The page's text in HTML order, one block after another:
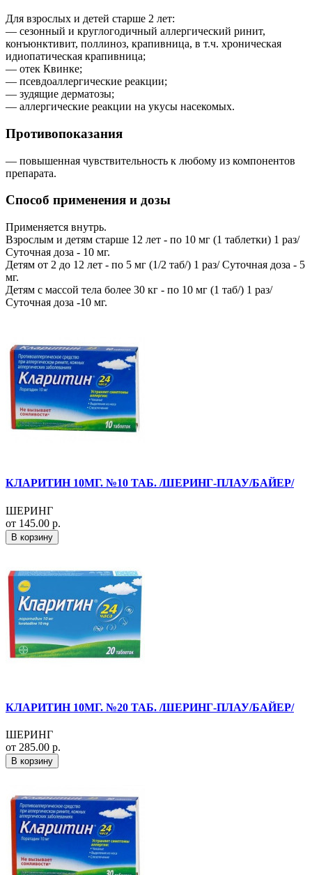
Для взрослых и детей старше 2 лет:
— сезонный и круглогодичный аллергический ринит,
конъюнктивит, поллиноз, крапивница, в т.ч. хроническая
идиопатическая крапивница;
— отек Квинке;
— псевдоаллергические реакции;
— зудящие дерматозы;
— аллергические реакции на укусы насекомых.
Противопоказания
— повышенная чувствительность к любому из компонентов
препарата.
Способ применения и дозы
Применяется внутрь.
Взрослым и детям старше 12 лет - по 10 мг (1 таблетки) 1 раз/
Суточная доза - 10 мг.
Детям от 2 до 12 лет - по 5 мг (1/2 таб/) 1 раз/ Суточная доза - 5
мг.
Детям с массой тела более 30 кг - по 10 мг (1 таб/) 1 раз/
Суточная доза -10 мг.
КЛАРИТИН 10МГ. №10 ТАБ. /ШЕРИНГ-ПЛАУ/БАЙЕР/
ШЕРИНГ
от 145.00 р.
В корзину
КЛАРИТИН 10МГ. №20 ТАБ. /ШЕРИНГ-ПЛАУ/БАЙЕР/
ШЕРИНГ
от 285.00 р.
В корзину